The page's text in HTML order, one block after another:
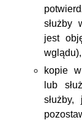
służby
jest
wglądu),
kopie
lub